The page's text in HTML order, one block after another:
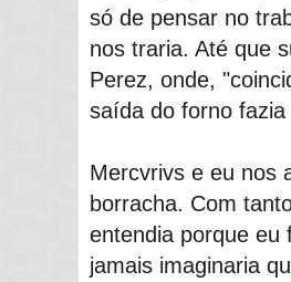
só de pensar no
nos traria. Até que
Perez, onde,
saída do forno
Mercvrivs e eu nos
borracha. Com
entendia porque eu
jamais imaginaria